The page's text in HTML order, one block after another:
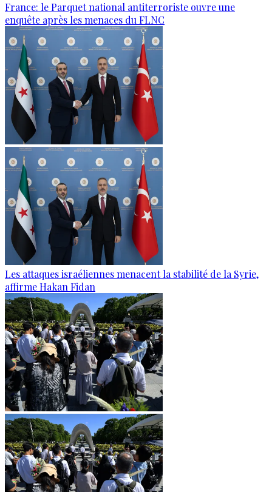
France: le Parquet national antiterroriste ouvre une
enquête après les menaces du FLNC
Les attaques israéliennes menacent la stabilité de la Syrie,
affirme Hakan Fidan